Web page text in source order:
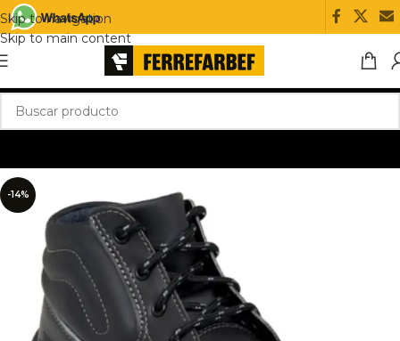
Skip to navigation
Skip to main content
-14%